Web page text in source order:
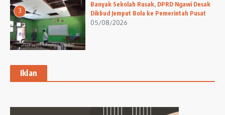
3
Banyak Sekolah Rusak, DPRD Ngawi Desak
Dikbud Jemput Bola ke Pemerintah Pusat
05/08/2026
Iklan